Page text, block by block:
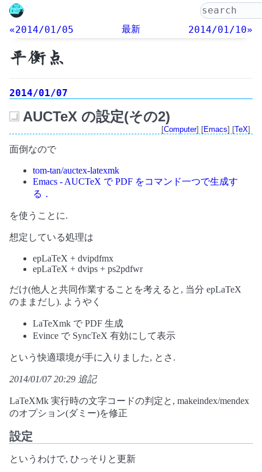
«2014/01/05 最新 2014/01/10»
平衡点
2014/01/07
AUCTeX の設定(その2)
[Computer] [Emacs] [TeX]
面倒なので
tom-tan/auctex-latexmk
Emacs - AUCTeX で PDF をコマンド一つで生成す
る．
を使うことに.
想定している処理は
epLaTeX + dvipdfmx
epLaTeX + dvips + ps2pdfwr
だけ(他人と共同作業することを考えると, 当分 epLaTeX
のままだし). ようやく
LaTeXmk で PDF 生成
Evince で SyncTeX 有効にして表示
という快適環境が手に入りました, とさ.
2014/01/07 20:29 追記
LaTeXMk 実行時の文字コードの判定と, makeindex/mendex
のオプション(ダミー)を修正
設定
というわけで, ひっそりと更新